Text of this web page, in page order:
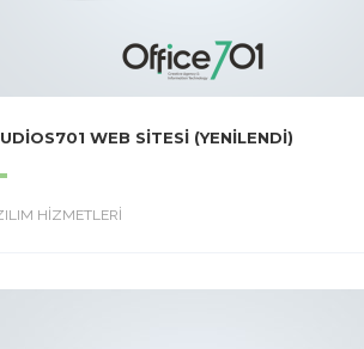
WEB SITESI (YENILENDI)
HİZMETLERİ